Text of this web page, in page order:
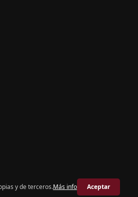
Crónica Cantabria
y de terceros.Más info Aceptar